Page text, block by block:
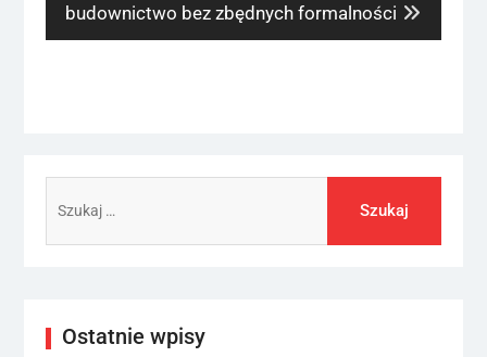
post:
budownictwo bez zbędnych formalności
Ostatnie wpisy